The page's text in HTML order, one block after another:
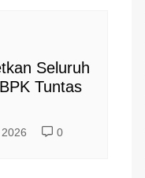
Seluruh
Tuntas
0